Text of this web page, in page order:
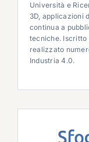
Università e
3D, applicazioni
continua a
tecniche. Iscritto
realizzato
Industria 4.0.